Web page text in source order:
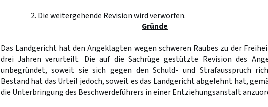
2. Die weitergehende Revision wird verworfen.
Gründe
Das Landgericht hat den Angeklagten wegen schweren Raubes zu der
drei Jahren verurteilt. Die auf die Sachrüge gestützte Revision des
unbegründet, soweit sie sich gegen den Schuld- und Strafausspruch
Bestand hat das Urteil jedoch, soweit es das Landgericht abgelehnt hat,
die Unterbringung des Beschwerdeführers in einer Entziehungsanstalt